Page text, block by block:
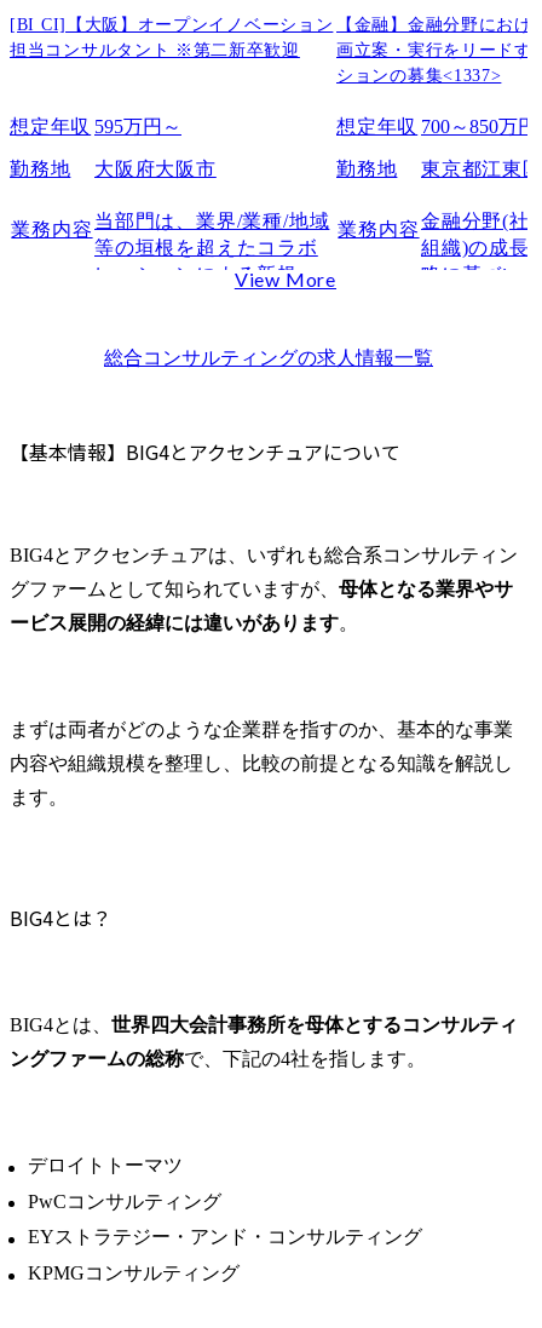
プロジェクト規模
組織文化・社風
【収入編】BIG4とアクセンチュアの違い
昇給スピード
【働き方編】BIG4とアクセンチュアの違い
残業時間
離職率・定着率
求められるスキル
BIG4・アクセンチュアで働くことが向いている人
BIG4が向いている人
アクセンチュアが向いている人
志望動機を差別化する
各選考で伝える内容に一貫性を持たせる
ケース面接対策をする
BIG4やアクセンチュアはなぜ人気があるのですか？
[BI CI]【大阪】オープンイノベーション
担当コンサルタント ※第二新卒歓迎
想定年収 595万円～
勤務地 大阪府大阪市
業務内容 当部門は、業界/業種/地域
等の垣根を超えたコラボ
レーションによる新規事
築、実行支援を行いま
・クライアントが持つア
- クライアントの新規事
業支援、戦略立案、体制
構築、外部企業とのマッ
トアップ技術等の調査支
援
・先端テクノロジーの商
とのマッチング、知財マ
● 得ることができるスキ
ル・経験
・海外で実施されている
・既存業務の拡張および0
からの新規事業立ち上げ
支援の経験
・協業支援/提携支援の経
View More
【金融】金融分野におけ
画立案・実行をリードす
ションの募集<1337>
想定年収 700～850万円
勤務地 東京都江東区
業務内容金融分野(社
組織)の成長
略に基づい
全社の人事
●人事・人
ドリブン施策
総合コンサルティングの求人情報一覧
【基本情報】BIG4とアクセンチュアについて
BIG4とアクセンチュアは、いずれも総合系コンサルティン
グファームとして知られていますが、 母体となる業界やサ
ービス展開の経緯には違いがあります。
まずは両者がどのような企業群を指すのか、基本的な事業
内容や組織規模を整理し、比較の前提となる知識を解説し
ます。
BIG4とは？
BIG4とは、 世界四大会計事務所を母体とするコンサルティ
ングファームの総称で、下記の4社を指します。
デロイトトーマツ
PwCコンサルティング
EYストラテジー・アンド・コンサルティング
KPMGコンサルティング